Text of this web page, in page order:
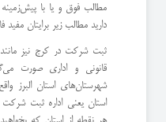
مطالب فوق و یا با
دارید مطالب زیر برایتان مفید
ثبت شرکت در کرج نیز
قانونی و اداری صورت
شهرستان‌های استان البرز
استان یعنی اداره ثبت